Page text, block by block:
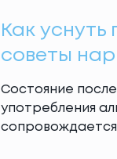
Как уснуть
советы
Состояние
употребления